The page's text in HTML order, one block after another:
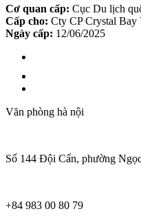
Cơ quan cấp: Cục Du lịch
Cấp cho: Cty CP Crystal Bay
Ngày cấp: 12/06/2025
Văn phòng hà nội
Số 144 Đội Cấn, phường
+84 983 00 80 79